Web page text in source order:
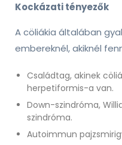
Kockázati tényezők
A cöliákia általában
embereknél, akiknél
Családtag, akinek
herpetiformis-a van.
Down-szindróma,
szindróma.
Autoimmun